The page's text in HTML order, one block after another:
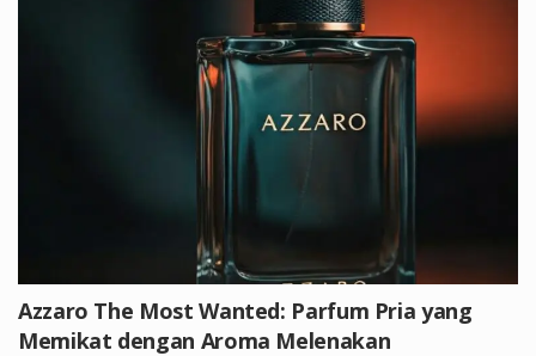
Azzaro The Most Wanted: Parfum Pria yang
Memikat dengan Aroma Melenakan